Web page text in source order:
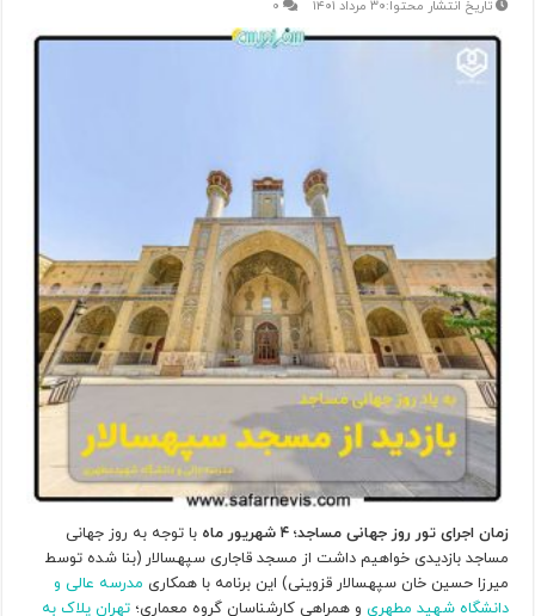
۳۰ مرداد ۱۴۰۱ ۰
زمان اجرای تور روز جهانی مساجد؛ ۴ شهریور ماه
با توجه به روز جهانی
مساجد بازدیدی خواهیم داشت از مسجد قاجاری سپهسالار (بنا شده توسط
میرزا حسین خان سپهسالار قزوینی) این برنامه با همکاری مدرسه عالی و
دانشگاه شهید مطهری و همراهی کارشناسان گروه معماری؛تهران پلاک به